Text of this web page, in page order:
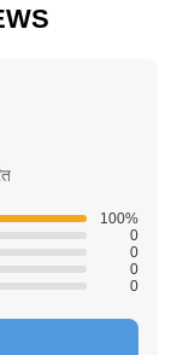
100%
0
0
0
0